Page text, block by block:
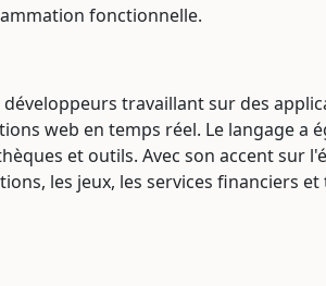
fonctionnelle.
travaillant sur des
web en temps réel. Le langage a
et outils. Avec son accent sur
les jeux, les services financiers